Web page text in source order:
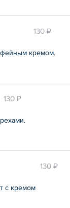
130 ₽
кремом.
130 ₽
130 ₽
с кремом